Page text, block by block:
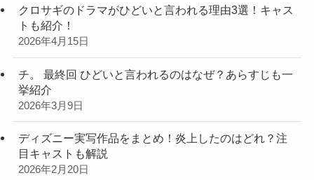
クロサギのドラマがひどいと言われる理由3選！キャス
トも紹介！
2026年4月15日
チ。 最終回 ひどいと言われるのはなぜ？あらすじも一
挙紹介
2026年3月9日
ディズニー実写作品をまとめ！炎上したのはどれ？注
目キャストも解説
2026年2月20日